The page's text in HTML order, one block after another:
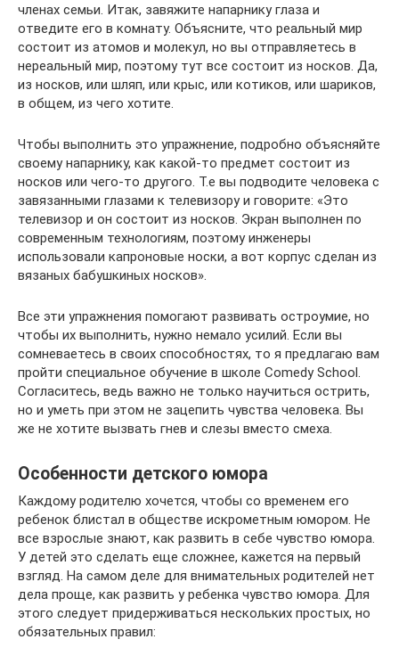
членах семьи. Итак, завяжите напарнику глаза и
отведите его в комнату. Объясните, что реальный мир
состоит из атомов и молекул, но вы отправляетесь в
нереальный мир, поэтому тут все состоит из носков. Да,
из носков, или шляп, или крыс, или котиков, или шариков,
в общем, из чего хотите.
Чтобы выполнить это упражнение, подробно объясняйте
своему напарнику, как какой-то предмет состоит из
носков или чего-то другого. Т.е вы подводите человека с
завязанными глазами к телевизору и говорите: «Это
телевизор и он состоит из носков. Экран выполнен по
современным технологиям, поэтому инженеры
использовали капроновые носки, а вот корпус сделан из
вязаных бабушкиных носков».
Все эти упражнения помогают развивать остроумие, но
чтобы их выполнить, нужно немало усилий. Если вы
сомневаетесь в своих способностях, то я предлагаю вам
пройти специальное обучение в школе Comedy School.
Согласитесь, ведь важно не только научиться острить,
но и уметь при этом не зацепить чувства человека. Вы
же не хотите вызвать гнев и слезы вместо смеха.
Особенности детского юмора
Каждому родителю хочется, чтобы со временем его
ребенок блистал в обществе искрометным юмором. Не
все взрослые знают, как развить в себе чувство юмора.
У детей это сделать еще сложнее, кажется на первый
взгляд. На самом деле для внимательных родителей нет
дела проще, как развить у ребенка чувство юмора. Для
этого следует придерживаться нескольких простых, но
обязательных правил: